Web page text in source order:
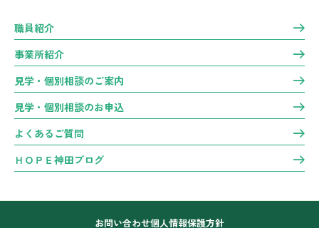
職員紹介
事業所紹介
見学・個別相談のご案内
見学・個別相談のお申込
よくあるご質問
ＨＯＰＥ神田ブログ
お問い合わせ個人情報保護方針